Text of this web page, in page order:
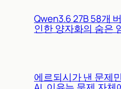
Qwen3.6 27B 58개
인한 양자화의 숨은
에르되시가 낸 문제